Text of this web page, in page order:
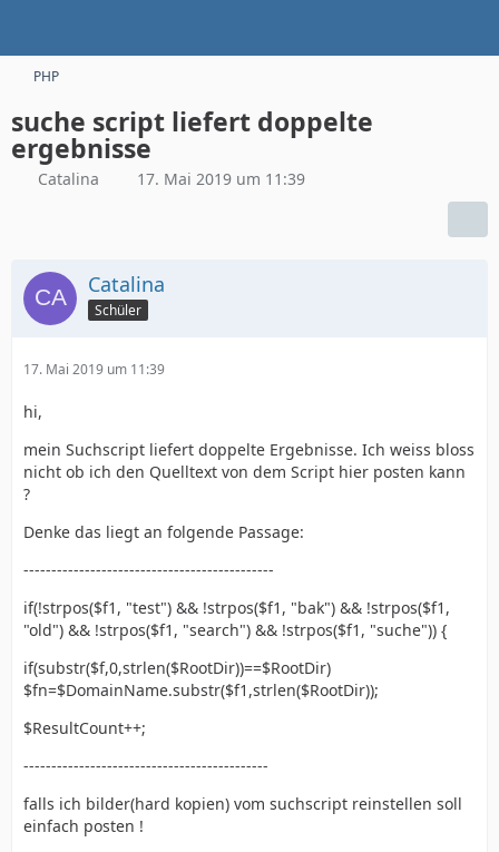
PHP
suche script liefert doppelte
ergebnisse
Catalina 17. Mai 2019 um 11:39
Catalina
Schüler
17. Mai 2019 um 11:39
hi,
mein Suchscript liefert doppelte Ergebnisse. Ich weiss bloss
nicht ob ich den Quelltext von dem Script hier posten kann
?
Denke das liegt an folgende Passage:
---------------------------------------------
if(!strpos($f1, "test") && !strpos($f1, "bak") && !strpos($f1,
"old") && !strpos($f1, "search") && !strpos($f1, "suche")) {
if(substr($f,0,strlen($RootDir))==$RootDir)
$fn=$DomainName.substr($f1,strlen($RootDir));
$ResultCount++;
--------------------------------------------
falls ich bilder(hard kopien) vom suchscript reinstellen soll
einfach posten !